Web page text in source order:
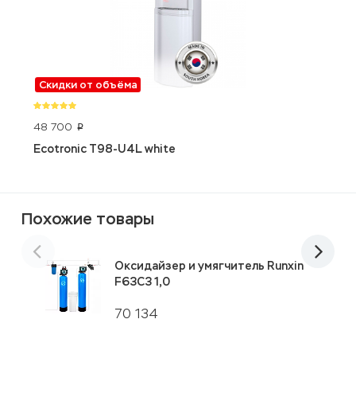
Скидки от объёма
48 700 p
Ecotronic T98-U4L white
Похожие товары
70 134
Оксидайзер и умягчитель Runxin
F63C3 1,0